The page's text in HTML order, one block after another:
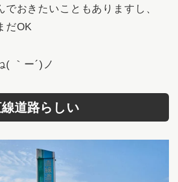
でおきたいこともありますし、
だOK
( ｀ー´)ノ
道路らしい